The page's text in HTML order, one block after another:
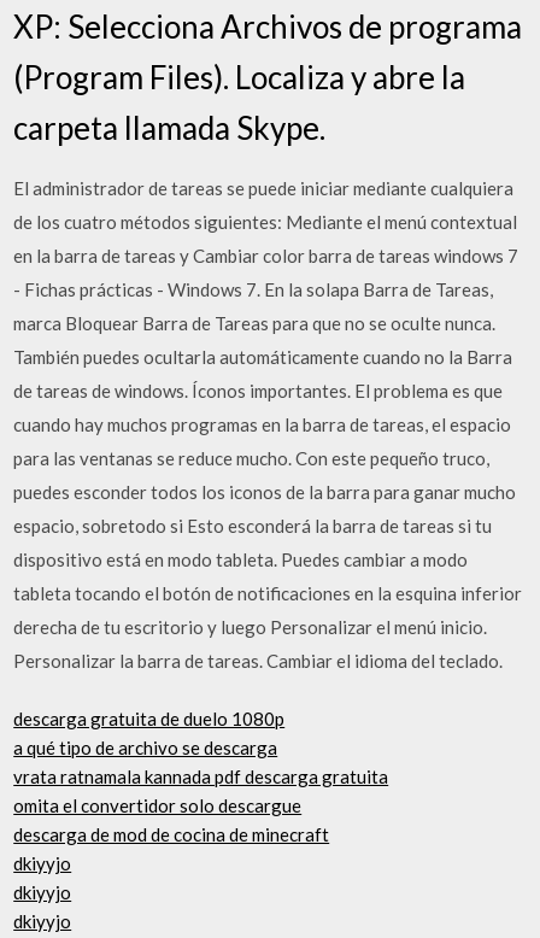
XP: Selecciona Archivos de programa
(Program Files). Localiza y abre la
carpeta llamada Skype.
El administrador de tareas se puede iniciar mediante cualquiera
de los cuatro métodos siguientes: Mediante el menú contextual
en la barra de tareas y Cambiar color barra de tareas windows 7
- Fichas prácticas - Windows 7. En la solapa Barra de Tareas,
marca Bloquear Barra de Tareas para que no se oculte nunca.
También puedes ocultarla automáticamente cuando no la Barra
de tareas de windows. Íconos importantes. El problema es que
cuando hay muchos programas en la barra de tareas, el espacio
para las ventanas se reduce mucho. Con este pequeño truco,
puedes esconder todos los iconos de la barra para ganar mucho
espacio, sobretodo si Esto esconderá la barra de tareas si tu
dispositivo está en modo tableta. Puedes cambiar a modo
tableta tocando el botón de notificaciones en la esquina inferior
derecha de tu escritorio y luego Personalizar el menú inicio.
Personalizar la barra de tareas. Cambiar el idioma del teclado.
descarga gratuita de duelo 1080p
a qué tipo de archivo se descarga
vrata ratnamala kannada pdf descarga gratuita
omita el convertidor solo descargue
descarga de mod de cocina de minecraft
dkiyyjo
dkiyyjo
dkiyyjo